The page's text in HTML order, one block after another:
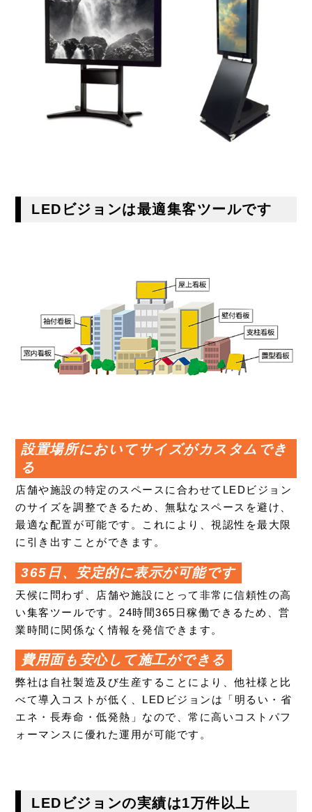
LEDビジョンは最適集客ツールです
設置場所においてサイズがカスタムでき
る
店舗や施設の特定のスペースに合わせてLEDビジョン
のサイズを調整できるため、無駄なスペースを避け、
最適な配置が可能です。これにより、視認性を最大限
に引き出すことができます。
365日、安定的に表示が可能です
天候に問わず、店舗や施設にとって非常に信頼性の高
い集客ツールです。24時間365日稼働できるため、営
業時間に関係なく情報を発信できます。
費用面も安心して施工ができる
弊社は自社製造及び生産することにより、他社様と比
べて導入コストが低く、LEDビジョンは「明るい・省
エネ・長寿命・低発熱」なので、常に高いコストパフ
ォーマンスに優れた運用が可能です。
LEDビジョンの実績は1万件以上